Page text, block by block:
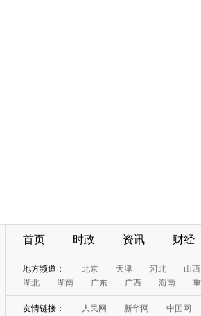
首页 时政 资讯 财经
地方频道： 北京 天津 河北
山西
湖北
湖南 广东 广西 海南
友情链接： 人民网 新华网
中国网